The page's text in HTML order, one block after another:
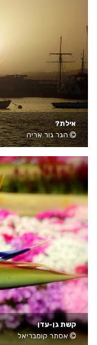
אילת?
הגר גור אריה
קשת גן-עדן
אסתר קומבריאל